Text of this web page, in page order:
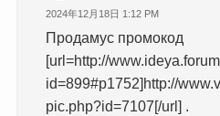
2024年12月18日 1:12 PM
Продамус промокод
[url=http://
id=899#p1752]http://
pic.php?id=7107[/url] .